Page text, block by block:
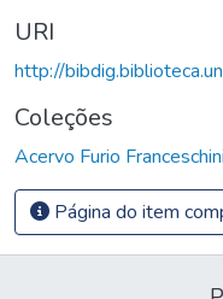
URI
http://
Coleções
Acervo Furio Franceschini
Página do item